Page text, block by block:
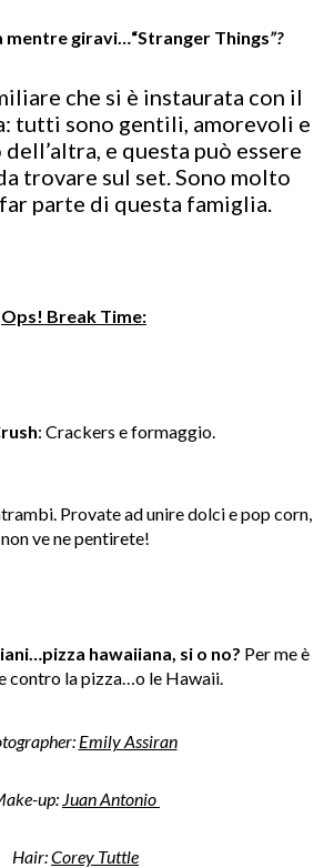
mentre giravi…“Stranger Things”?
che si è instaurata con il
tutti sono gentili, amorevoli e
e questa può essere
trovare sul set. Sono molto
parte di questa famiglia.
Ops! Break Time:
: Crackers e formaggio.
Provate ad unire dolci e pop corn,
non ve ne pentirete!
hawaiiana, si o no? Per me è
contro la pizza…o le Hawaii.
Emily Assiran
up: Juan Antonio
Hair:Corey Tuttle